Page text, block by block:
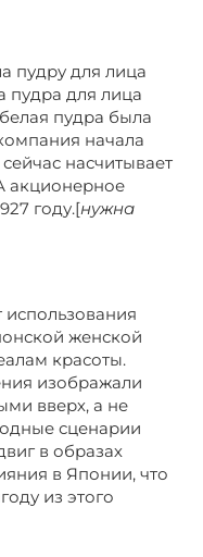
пудру для лица
пудра для лица
пудра была
начала
насчитывает
акционерное
году.[нужна
использования
женской
красоты.
изображали
вверх, а не
сценарии
в образах
в Японии, что
из этого